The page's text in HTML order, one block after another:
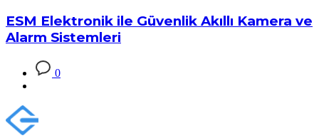
ESM Elektronik ile Güvenlik Akıllı Kamera ve
Alarm Sistemleri
0